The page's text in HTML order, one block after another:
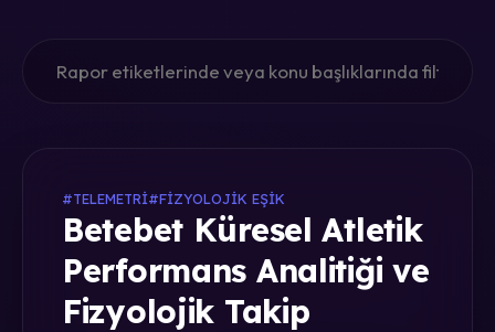
#TELEMETRI#FIZYOLOJIK EŞIK
Betebet Küresel Atletik
Performans Analitiği ve
Fizyolojik Takip